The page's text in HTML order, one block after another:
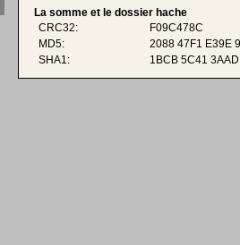
La somme et le dossier hache
CRC32:
F09C478C
MD5:
2088 47F1 E39E
SHA1:
1BCB 5C41